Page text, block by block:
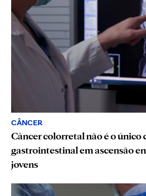
CÂNCER
Câncer colorretal não é o único
gastrointestinal em ascensão
jovens